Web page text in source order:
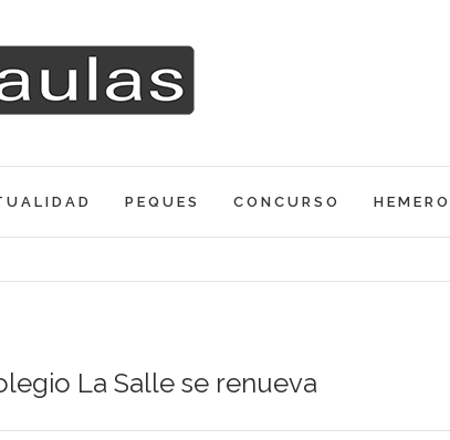
PEQUES CONCURSO
La Salle se renueva